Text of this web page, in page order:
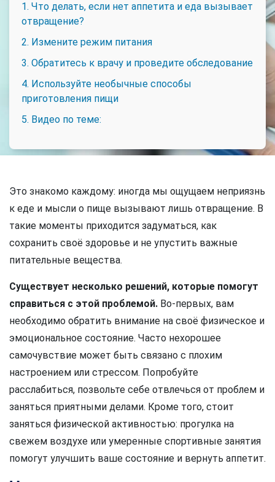
1. Что делать, если нет аппетита и еда вызывает
отвращение?
2. Измените режим питания
3. Обратитесь к врачу и проведите обследование
4. Используйте необычные способы
приготовления пищи
5. Видео по теме:
Это знакомо каждому: иногда мы ощущаем неприязнь
к еде и мысли о пище вызывают лишь отвращение. В
такие моменты приходится задуматься, как
сохранить своё здоровье и не упустить важные
питательные вещества.
Существует несколько решений, которые помогут
справиться с этой проблемой. Во-первых, вам
необходимо обратить внимание на своё физическое и
эмоциональное состояние. Часто нехорошее
самочувствие может быть связано с плохим
настроением или стрессом. Попробуйте
расслабиться, позвольте себе отвлечься от проблем и
заняться приятными делами. Кроме того, стоит
заняться физической активностью: прогулка на
свежем воздухе или умеренные спортивные занятия
помогут улучшить ваше состояние и вернуть аппетит.